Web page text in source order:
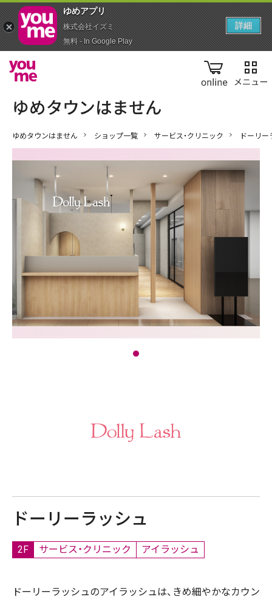
online
ゆめタウンはません ショップ一覧 サービス・クリニック ドーリー
ドーリーラッシュ
2F サービス・クリニック アイラッシュ
ドーリーラッシュのアイラッシュは、きめ細やかなカウン
ゆめアプ‪リ‬
株式会社イズミ
無料 - In Google Play
詳細